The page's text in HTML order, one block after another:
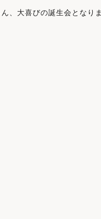
ん、大喜びの誕生会となり